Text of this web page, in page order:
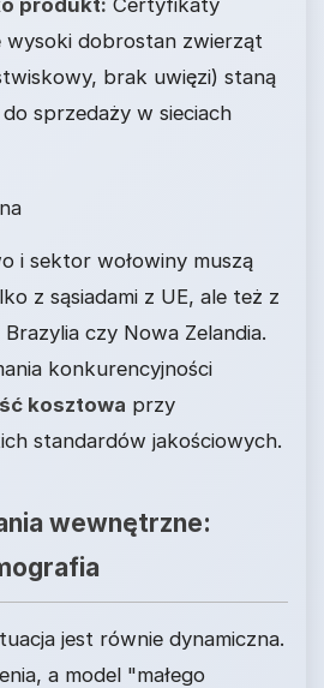
wysoki dobrostan zwierząt
brak uwięzi) staną
sprzedaży w sieciach
i sektor wołowiny muszą
z sąsiadami z UE, ale też z
czy Nowa Zelandia.
konkurencyjności
kosztowa przy
standardów jakościowych.
wewnętrzne:
jest równie dynamiczna.
a model "małego